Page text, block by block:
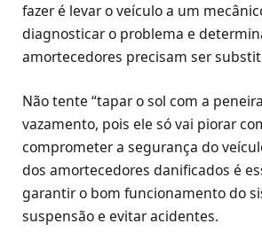
fazer é levar o veículo a um
diagnosticar o problema e
amortecedores precisam ser
Não tente “tapar o sol com a
vazamento, pois ele só vai piorar
comprometer a segurança do
dos amortecedores danificados é
garantir o bom funcionamento do
suspensão e evitar acidentes.